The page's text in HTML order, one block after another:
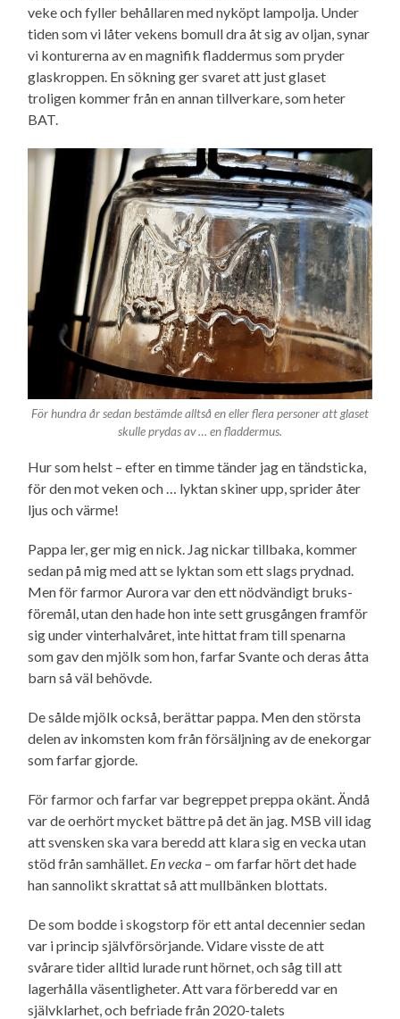
veke och fyller behållaren med nyköpt lampolja. Under
tiden som vi låter vekens bomull dra åt sig av oljan, synar
vi konturerna av en magnifik fladdermus som pryder
glaskroppen. En sökning ger svaret att just glaset
troligen kommer från en annan tillverkare, som heter
BAT.
För hundra år sedan bestämde alltså en eller flera personer att glaset
skulle prydas av … en fladdermus.
Hur som helst – efter en timme tänder jag en tändsticka,
för den mot veken och … lyktan skiner upp, sprider åter
ljus och värme!
Pappa ler, ger mig en nick. Jag nickar tillbaka, kommer
sedan på mig med att se lyktan som ett slags prydnad.
Men för farmor Aurora var den ett nödvändigt bruks­
föremål, utan den hade hon inte sett grusgången framför
sig under vinter­halvåret, inte hittat fram till spenarna
som gav den mjölk som hon, farfar Svante och deras åtta
barn så väl behövde.
De sålde mjölk också, berättar pappa. Men den största
delen av inkomsten kom från försäljning av de enekorgar
som farfar gjorde.
För farmor och farfar var begreppet preppa okänt. Ändå
var de oerhört mycket bättre på det än jag. MSB vill idag
att svensken ska vara beredd att klara sig en vecka utan
stöd från samhället. En vecka – om farfar hört det hade
han sannolikt skrattat så att mullbänken blottats.
De som bodde i skogstorp för ett antal decennier sedan
var i princip själv­försörjande. Vidare visste de att
svårare tider alltid lurade runt hörnet, och såg till att
lagerhålla väsentligheter. Att vara förberedd var en
självklarhet, och befriade från 2020-talets